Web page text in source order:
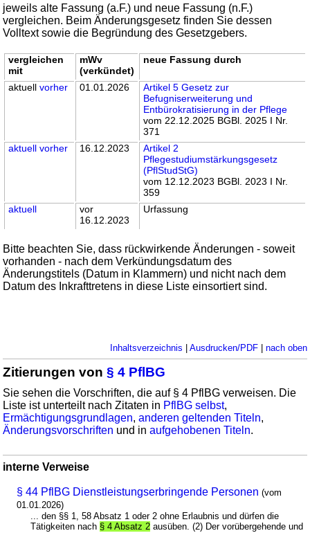
jeweils alte Fassung (a.F.) und neue Fassung (n.F.)
vergleichen. Beim Änderungsgesetz finden Sie dessen
Volltext sowie die Begründung des Gesetzgebers.
vergleichen
mit
mWv
(verkündet)
neue Fassung durch
aktuellvorher 01.01.2026
Artikel 5 Gesetz zur
Befugniserweiterung und
Entbürokratisierung in der Pflege
vom 22.12.2025 BGBl. 2025 I Nr.
371
aktuell vorher 16.12.2023
Artikel 2
Pflegestudiumstärkungsgesetz
(PflStudStG)
vom 12.12.2023 BGBl. 2023 I Nr.
359
aktuell
vor
16.12.2023
Urfassung
Bitte beachten Sie, dass rückwirkende Änderungen - soweit
vorhanden - nach dem Verkündungsdatum des
Änderungstitels (Datum in Klammern) und nicht nach dem
Datum des Inkrafttretens in diese Liste einsortiert sind.
Inhaltsverzeichnis | Ausdrucken/PDF| nach oben
Zitierungen von§ 4 PflBG
Sie sehen die Vorschriften, die auf § 4 PflBG verweisen. Die
Liste ist unterteilt nach Zitaten in PflBG selbst,
Ermächtigungsgrundlagen,anderen geltenden Titeln,
Änderungsvorschriften und inaufgehobenen Titeln.
interne Verweise
§ 44 PflBG Dienstleistungserbringende Personen (vom
01.01.2026)
... den §§ 1, 58 Absatz 1 oder 2 ohne Erlaubnis und dürfen die
Tätigkeiten nach § 4 Absatz 2 ausüben. (2) Der vorübergehende und